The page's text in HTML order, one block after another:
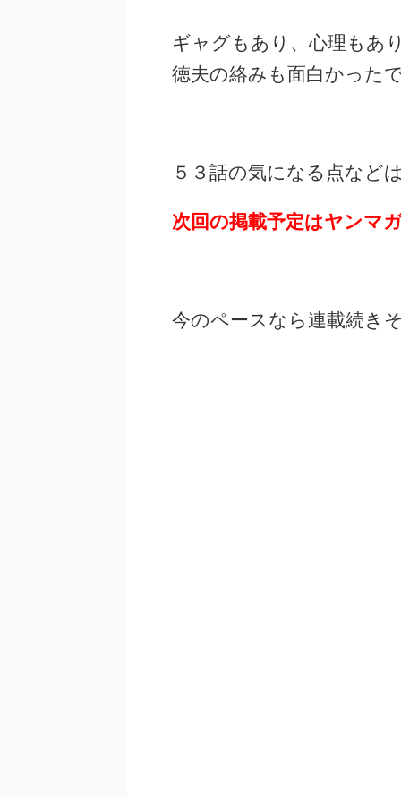
ギャグもあり、心理もあ
徳夫の絡みも面白かった
５３話の気になる点など
次回の掲載予定はヤンマ
今のペースなら連載続き